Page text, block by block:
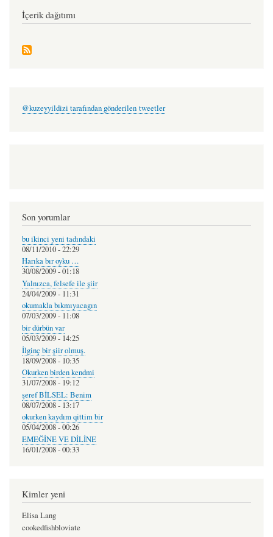
dursun
İçerik dağıtımı
@kuzeyyildizi tarafından gönderilen tweetler
Son yorumlar
bu ikinci yeni tadındaki
08/11/2010 - 22:29
Harıka bır oyku …
30/08/2009 - 01:18
Yalnızca, felsefe ile şiir
24/04/2009 - 11:31
okumakla bıkmıyacagın
07/03/2009 - 11:08
bir dürbün var
05/03/2009 - 14:25
İlginç bir şiir olmuş.
18/09/2008 - 10:35
Okurken birden kendmi
31/07/2008 - 19:12
şeref BİLSEL: Benim
08/07/2008 - 13:17
okurken kaydım qittim bir
05/04/2008 - 00:26
EMEĞİNE VE DİLİNE
16/01/2008 - 00:33
Kimler yeni
Elisa Lang
cookedfishbloviate